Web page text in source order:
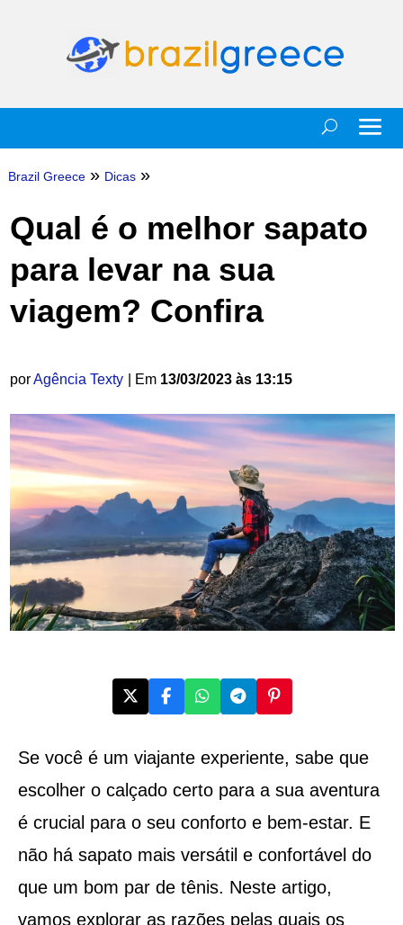
Brazil Greece » Dicas »
Qual é o melhor sapato
para levar na sua
viagem? Confira
porAgência Texty | Em 13/03/2023 às 13:15
Se você é um viajante experiente, sabe que
escolher o calçado certo para a sua aventura
é crucial para o seu conforto e bem-estar. E
não há sapato mais versátil e confortável do
que um bom par de tênis. Neste artigo,
vamos explorar as razões pelas quais os